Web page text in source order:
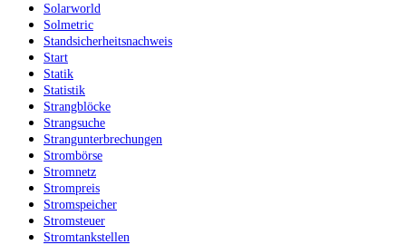
Solarworld
Solmetric
Standsicherheitsnachweis
Start
Statik
Statistik
Strangblöcke
Strangsuche
Strangunterbrechungen
Strombörse
Stromnetz
Strompreis
Stromspeicher
Stromsteuer
Stromtankstellen